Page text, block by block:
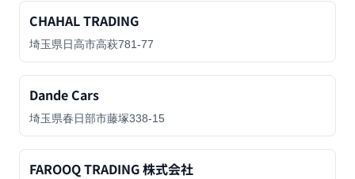
CHAHAL TRADING
埼玉県日高市高萩781-77
Dande Cars
埼玉県春日部市藤塚338-15
FAROOQ TRADING 株式会社